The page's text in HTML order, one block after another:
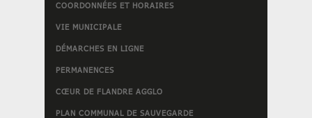
COORDONNÉES ET HORAIRES
VIE MUNICIPALE
DÉMARCHES EN LIGNE
PERMANENCES
CŒUR DE FLANDRE AGGLO
PLAN COMMUNAL DE SAUVEGARDE